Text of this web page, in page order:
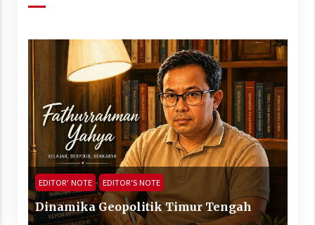
EDITOR' NOTE EDITOR'S NOTE
Dinamika Geopolitik Timur Tengah